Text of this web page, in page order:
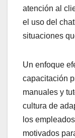
atención al
el uso del
situaciones
Un enfoque
capacitación
manuales y
cultura de
los
motivados